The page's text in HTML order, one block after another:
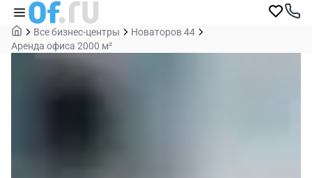
Все бизнес-центры
Новаторов 44
Аренда офиса 2000 м²